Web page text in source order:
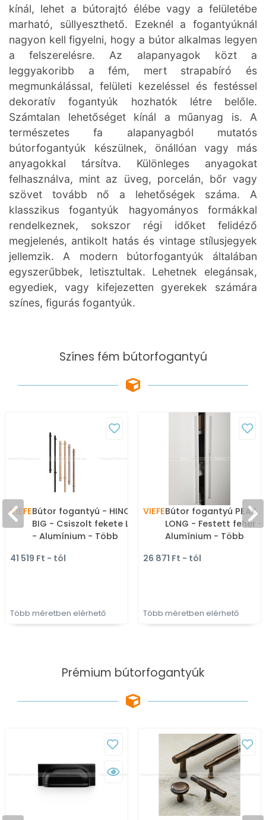
kínál, lehet a bútorajtó élébe vagy a felületébe
marható, süllyeszthető. Ezeknél a fogantyúknál
nagyon kell figyelni, hogy a bútor alkalmas legyen
a felszerelésre. Az alapanyagok közt a
leggyakoribb a fém, mert strapabíró és
megmunkálással, felületi kezeléssel és festéssel
dekoratív fogantyúk hozhatók létre belőle.
Számtalan lehetőséget kínál a műanyag is. A
természetes fa alapanyagból mutatós
bútorfogantyúk készülnek, önállóan vagy más
anyagokkal társítva. Különleges anyagokat
felhasználva, mint az üveg, porcelán, bőr vagy
szövet tovább nő a lehetőségek száma. A
klasszikus fogantyúk hagyományos formákkal
rendelkeznek, sokszor régi időket felidéző
megjelenés, antikolt hatás és vintage stílusjegyek
jellemzik. A modern bútorfogantyúk általában
egyszerűbbek, letisztultak. Lehetnek elegánsak,
egyediek, vagy kifejezetten gyerekek számára
színes, figurás fogantyúk.
Színes fém bútorfogantyú
VIEFEBútor fogantyú - HINOKI
BIG - Csiszolt fekete L30
- Alumínium - Több
színes fém
41 519 Ft - tól
Több méretben elérhető
VIEFEBútor fogantyú PEAK
LONG - Festett fehér -
Alumínium - Több
színes fém
26 871 Ft - tól
Több méretben elérhető
Prémium bútorfogantyúk